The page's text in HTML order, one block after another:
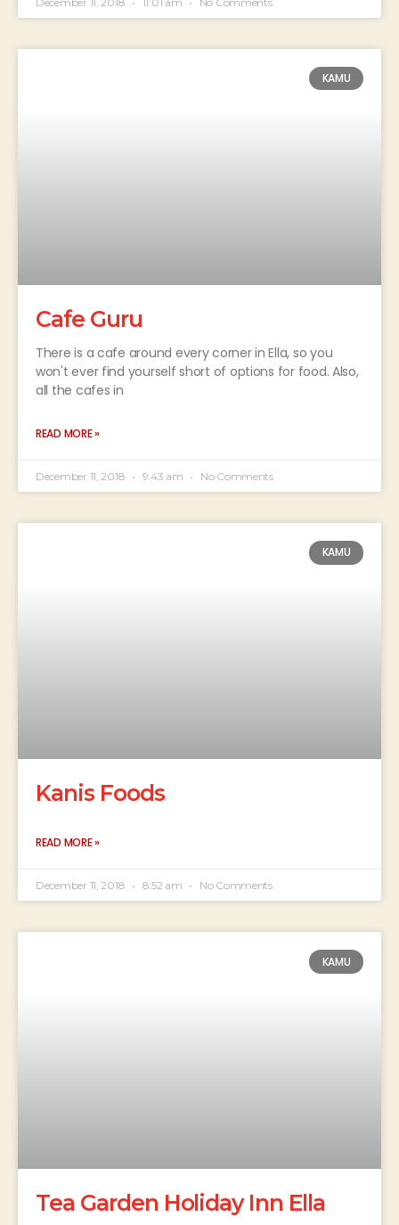
KAMU
Cafe Guru
There is a cafe around every corner in Ella, so you
won't ever find yourself short of options for food. Also,
all the cafes in
READ MORE »
December 11, 2018 9:43 am No Comments
KAMU
Kanis Foods
READ MORE »
December 11, 2018 8:52 am No Comments
KAMU
Tea Garden Holiday Inn Ella